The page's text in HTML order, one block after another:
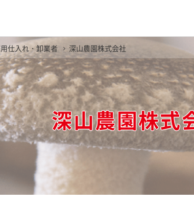
仕入れ・卸業者 深山農園株式会社
深山農園株式